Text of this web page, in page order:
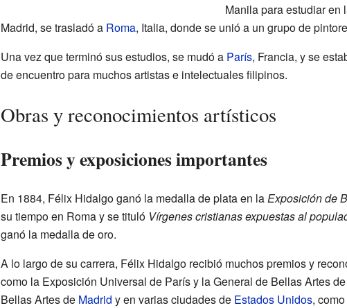
Manila para estudiar en
Madrid, se trasladó a Roma, Italia, donde se unió a un grupo de
Una vez que terminó sus estudios, se mudó a París, Francia, y se
de encuentro para muchos artistas e intelectuales filipinos.
Obras y reconocimientos artísticos
Premios y exposiciones importantes
En 1884, Félix Hidalgo ganó la medalla de plata en laExposición de
su tiempo en Roma y se tituló Vírgenes cristianas expuestas al
ganó la medalla de oro.
A lo largo de su carrera, Félix Hidalgo recibió muchos premios y
como la Exposición Universal de París y la General de Bellas Artes de
Bellas Artes de Madrid y en varias ciudades de Estados Unidos, como